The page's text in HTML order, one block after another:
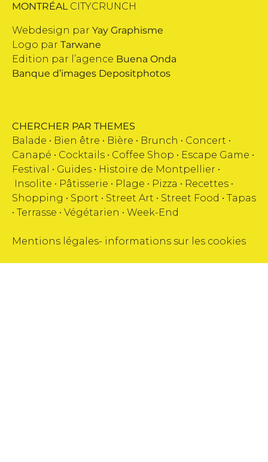
MONTRÉALCITYCRUNCH
Webdesign par Yay Graphisme
Logo par Tarwane
Edition par l’agence Buena Onda
Banque d’images Depositphotos
CHERCHER PAR THEMES
Balade • Bien être • Bière • Brunch • Concert •
Canapé • Cocktails • Coffee Shop • Escape Game •
Festival
• Guides • Histoire de Montpellier •
Insolite • Pâtisserie • Plage • Pizza • Recettes •
Shopping • Sport • Street Art • Street Food • Tapas
• Terrasse • Végétarien • Week-End
Mentions légales- informations sur les cookies